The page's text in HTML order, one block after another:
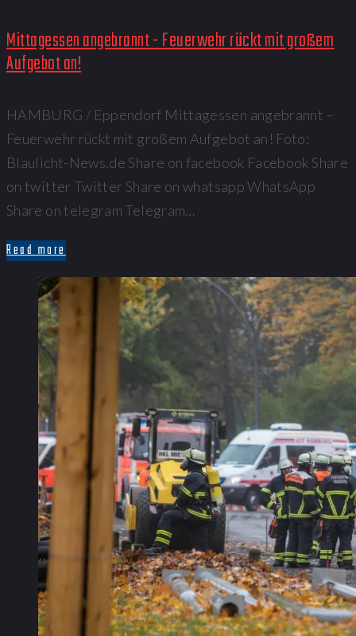
Mittagessen angebrannt - Feuerwehr rückt mit großem
Aufgebot an!​
HAMBURG / Eppendorf Mittagessen angebrannt –
Feuerwehr rückt mit großem Aufgebot an! Foto:
Blaulicht-News.de Share on facebook Facebook Share
on twitter Twitter Share on whatsapp WhatsApp
Share on telegram Telegram…
Read more